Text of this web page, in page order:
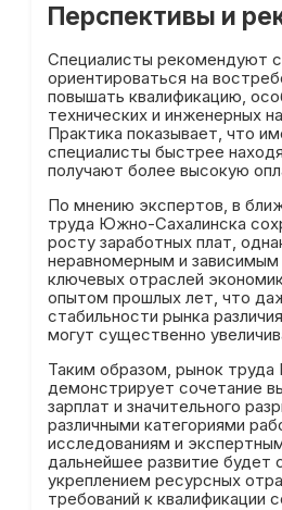
Перспективы и
Специалисты рекомендуют
ориентироваться на
повышать квалификацию,
технических и инженерных
Практика показывает, что
специалисты быстрее
получают более высокую
По мнению экспертов, в
труда Южно-Сахалинска
росту заработных плат,
неравномерным и зависимым
ключевых отраслей
опытом прошлых лет, что
стабильности рынка
могут существенно
Таким образом, рынок
демонстрирует сочетание
зарплат и значительного
различными категориями
исследованиям и
дальнейшее развитие будет
укреплением ресурсных
требований к квалификации